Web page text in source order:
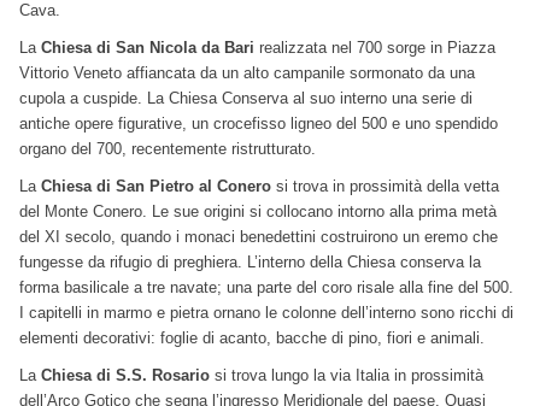
Cava.
La Chiesadi San Nicola da Bari realizzata nel 700 sorge in Piazza
Vittorio Veneto affiancata da un alto campanile sormonato da una
cupola a cuspide. La Chiesa Conserva al suo interno una serie di
antiche opere figurative, un crocefisso ligneo del 500 e uno spendido
organo del 700, recentemente ristrutturato.
La Chiesadi San Pietro al Conero si trova in prossimità della vetta
del Monte Conero. Le sue origini si collocano intorno alla prima metà
del XI secolo, quando i monaci benedettini costruirono un eremo che
fungesse da rifugio di preghiera. L’interno della Chiesa conserva la
forma basilicale a tre navate; una parte del coro risale alla fine del 500.
I capitelli in marmo e pietra ornano le colonne dell’interno sono ricchi di
elementi decorativi: foglie di acanto, bacche di pino, fiori e animali.
La Chiesadi S.S. Rosario si trova lungo la via Italia in prossimità
dell’Arco Gotico che segna l’ingresso Meridionale del paese. Quasi